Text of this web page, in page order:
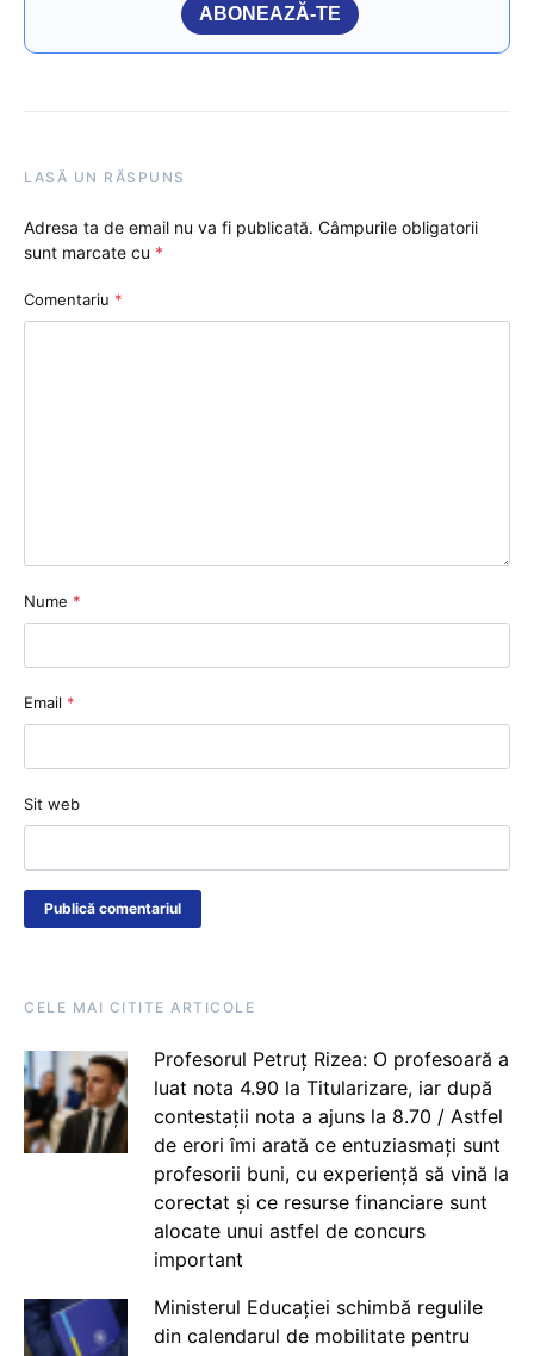
ABONEAZĂ-TE
LASĂ UN RĂSPUNS
Adresa ta de email nu va fi publicată. Câmpurile obligatorii
sunt marcate cu *
Comentariu *
Nume *
Email *
Sit web
CELE MAI CITITE ARTICOLE
Profesorul Petruț Rizea: O profesoară a
luat nota 4.90 la Titularizare, iar după
contestații nota a ajuns la 8.70 / Astfel
de erori îmi arată ce entuziasmați sunt
profesorii buni, cu experiență să vină la
corectat și ce resurse financiare sunt
alocate unui astfel de concurs
important
Ministerul Educației schimbă regulile
din calendarul de mobilitate pentru